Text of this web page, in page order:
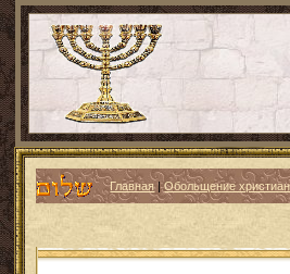
Главная|Обольщение